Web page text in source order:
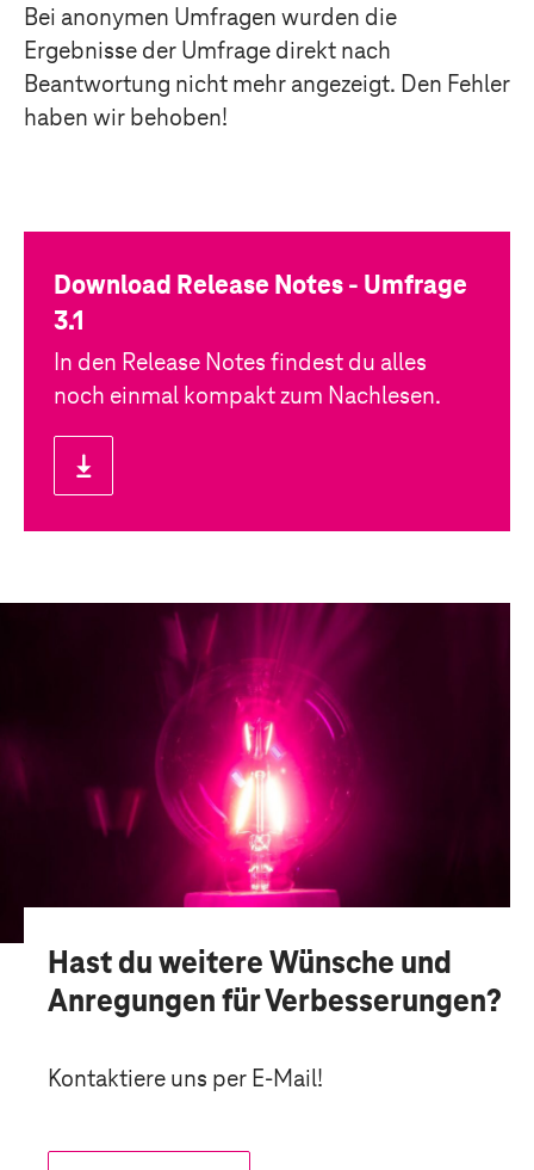
Bei anonymen Umfragen wurden die
Ergebnisse der Umfrage direkt nach
Beantwortung nicht mehr angezeigt. Den Fehler
haben wir behoben!
Download Release Notes - Umfrage
3.1
In den Release Notes findest du alles
noch einmal kompakt zum Nachlesen.
Hast du weitere Wünsche und
Anregungen für Verbesserungen?
Kontaktiere uns perE-Mail!